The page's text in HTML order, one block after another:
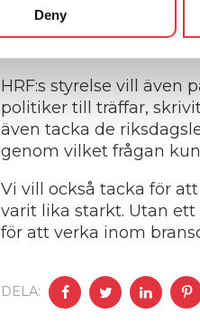
Deny
Malusskatten tas bort
HRF:s styrelse vill
politiker till träffar,
även tacka de
genom vilket frågan
Vi vill också tacka för
varit lika starkt. Utan
för att verka inom
DELA: